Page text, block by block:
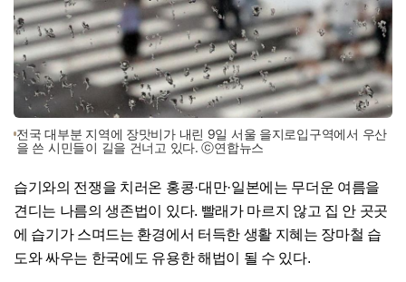
전국 대부분 지역에 장맛비가 내린 9일 서울 을지로입구역에서 우산
을 쓴 시민들이 길을 건너고 있다. ⓒ연합뉴스
습기와의 전쟁을 치러온 홍콩·대만·일본에는 무더운 여름을
견디는 나름의 생존법이 있다. 빨래가 마르지 않고 집 안 곳곳
에 습기가 스며드는 환경에서 터득한 생활 지혜는 장마철 습
도와 싸우는 한국에도 유용한 해법이 될 수 있다.